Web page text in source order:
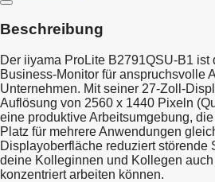
Beschreibung
Der iiyama ProLite B2791QSU-B1 ist
Business-Monitor für anspruchsvolle
Unternehmen. Mit seiner 27-Zoll-
Auflösung von 2560 x 1440 Pixeln
eine produktive Arbeitsumgebung,
Platz für mehrere Anwendungen
Displayoberfläche reduziert störende
deine Kolleginnen und Kollegen
konzentriert arbeiten können.